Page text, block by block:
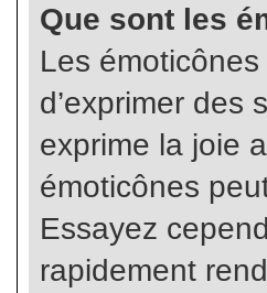
Que sont les
Les
d’exprimer des
exprime la joie
émoticônes
Essayez
rapidement